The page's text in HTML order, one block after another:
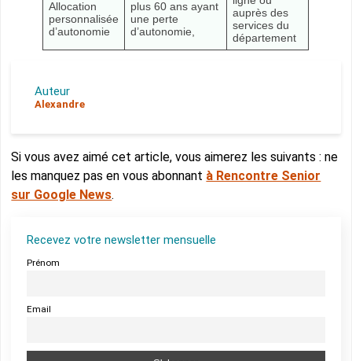
Allocation
personnalisée
d’autonomie
plus 60 ans ayant
une perte
d’autonomie,
auprès des
services du
département
Auteur
Alexandre
Si vous avez aimé cet article, vous aimerez les suivants : ne
les manquez pas en vous abonnant à Rencontre Senior
sur Google News.
Recevez votre newsletter mensuelle
Prénom
Email